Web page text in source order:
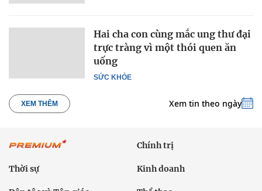
SỨC KHỎE
Hai cha con cùng mắc ung thư đại
trực tràng vì một thói quen ăn
uống
XEM THÊM Xem tin theo ngày
Chính trị
Thời sự Kinh doanh